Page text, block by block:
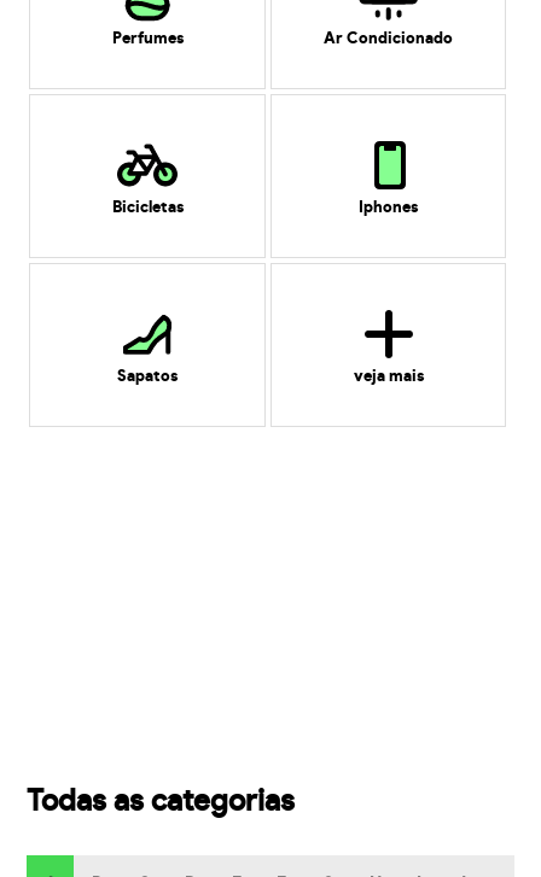
Perfumes Ar Condicionado
Bicicletas Iphones
Sapatos veja mais
Todas as categorias